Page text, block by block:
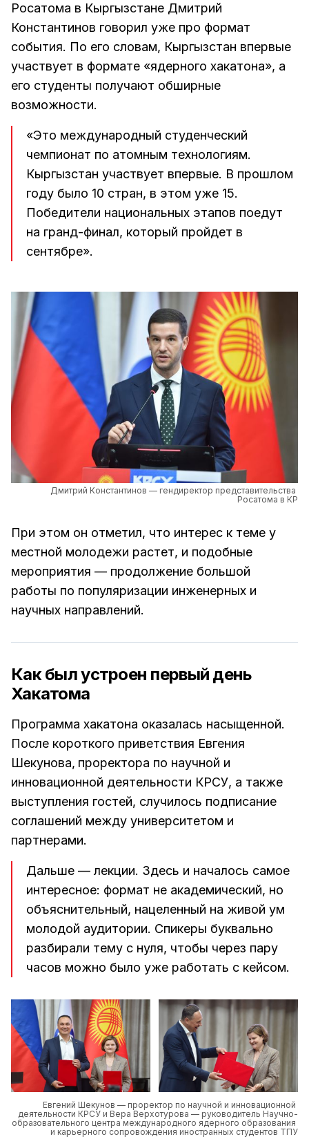
Росатома в Кыргызстане Дмитрий
Константинов говорил уже про формат
события. По его словам, Кыргызстан впервые
участвует в формате «ядерного хакатона», а
его студенты получают обширные
возможности.
«Это международный студенческий
чемпионат по атомным технологиям.
Кыргызстан участвует впервые. В прошлом
году было 10 стран, в этом уже 15.
Победители национальных этапов поедут
на гранд-финал, который пройдет в
сентябре».
Дмитрий Константинов — гендиректор представительства
Росатома в КР
При этом он отметил, что интерес к теме у
местной молодежи растет, и подобные
мероприятия — продолжение большой
работы по популяризации инженерных и
научных направлений.
Как был устроен первый день
Хакатома
Программа хакатона оказалась насыщенной.
После короткого приветствия Евгения
Шекунова, проректора по научной и
инновационной деятельности КРСУ, а также
выступления гостей, случилось подписание
соглашений между университетом и
партнерами.
Дальше — лекции. Здесь и началось самое
интересное: формат не академический, но
объяснительный, нацеленный на живой ум
молодой аудитории. Спикеры буквально
разбирали тему с нуля, чтобы через пару
часов можно было уже работать с кейсом.
Евгений Шекунов — проректор по научной и инновационной
деятельности КРСУ и Вера Верхотурова — руководитель Научно-
образовательного центра международного ядерного образования
и карьерного сопровождения иностранных студентов ТПУ